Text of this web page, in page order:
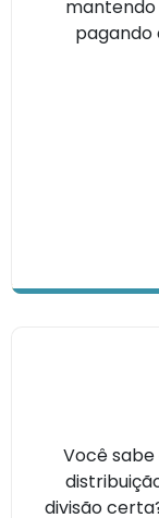
mantendo
pagando
Você
divisão